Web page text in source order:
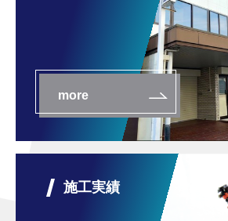
more
施工実績